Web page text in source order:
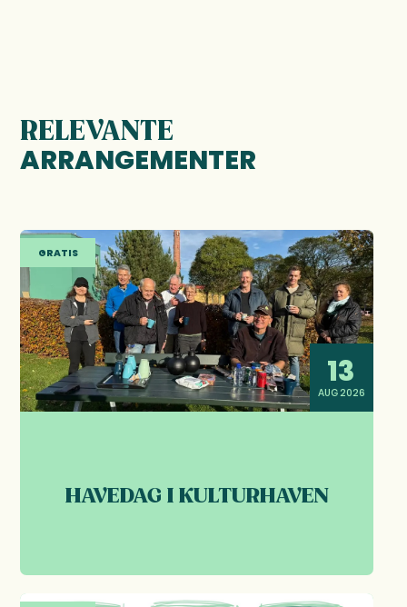
RELEVANTE
ARRANGEMENTER
GRATIS
13
AUG 2026
HAVEDAG I KULTURHAVEN